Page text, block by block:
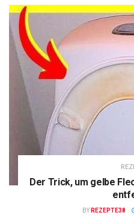
Der Trick, um gelbe
BY REZEPTE38